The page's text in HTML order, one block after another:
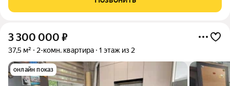
находится в шаговой
3 300 000 ₽
37,5 м² 2-комн. квартира 1 этаж из 2
онлайн показ